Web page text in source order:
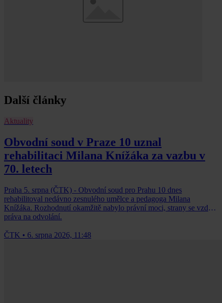
Další články
Aktuality
Obvodní soud v Praze 10 uznal
rehabilitaci Milana Knížáka za vazbu v
70. letech
Praha 5. srpna (ČTK) - Obvodní soud pro Prahu 10 dnes
rehabilitoval nedávno zesnulého umělce a pedagoga Milana
Knížáka. Rozhodnutí okamžitě nabylo právní moci, strany se vzdaly
práva na odvolání.
ČTK • 6. srpna 2026, 11:48